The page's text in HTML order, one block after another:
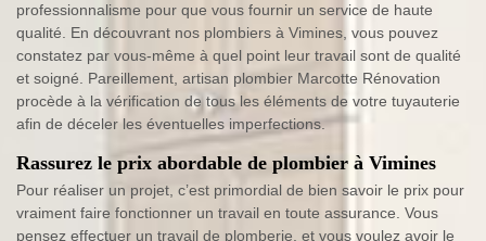
professionnalisme pour que vous fournir un service de haute
qualité. En découvrant nos plombiers à Vimines, vous pouvez
constatez par vous-même à quel point leur travail sont de qualité
et soigné. Pareillement, artisan plombier Marcotte Rénovation
procède à la vérification de tous les éléments de votre tuyauterie
afin de déceler les éventuelles imperfections.
Rassurez le prix abordable de plombier à Vimines
Pour réaliser un projet, c’est primordial de bien savoir le prix pour
vraiment faire fonctionner un travail en toute assurance. Vous
pensez effectuer un travail de plomberie, et vous voulez avoir le